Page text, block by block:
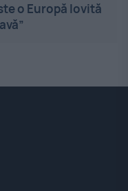
o Europă lovită